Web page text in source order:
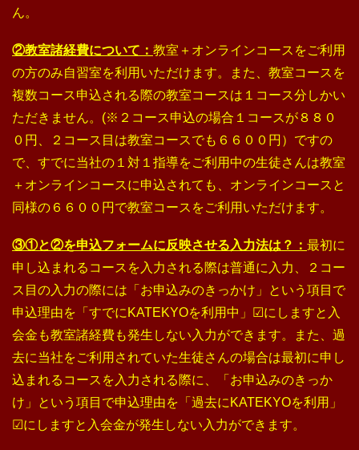
ん。
②教室諸経費について： 教室＋オンラインコースをご利用
の方のみ自習室を利用いただけます。また、教室コースを
複数コース申込される際の教室コースは１コース分しかい
ただきません。(※２コース申込の場合１コースが８８０
０円、２コース目は教室コースでも６６００円）ですの
で、すでに当社の１対１指導をご利用中の生徒さんは教室
＋オンラインコースに申込されても、オンラインコースと
同様の６６００円で教室コースをご利用いただけます。
③①と②を申込フォームに反映させる入力法は？： 最初に
申し込まれるコースを入力される際は普通に入力、２コー
ス目の入力の際には「お申込みのきっかけ」という項目で
申込理由を「すでにKATEKYOを利用中」☑にしますと入
会金も教室諸経費も発生しない入力ができます。また、過
去に当社をご利用されていた生徒さんの場合は最初に申し
込まれるコースを入力される際に、「お申込みのきっか
け」という項目で申込理由を「過去にKATEKYOを利用」
☑にしますと入会金が発生しない入力ができます。